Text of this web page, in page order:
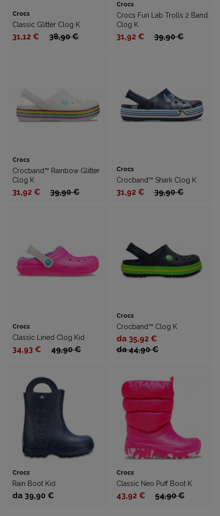
Crocs
Classic Glitter Clog K
31,12 € 38,90 €
Crocs
Crocs Fun Lab Trolls 2 Band
Clog K
31,92 € 39,90 €
Crocs
Crocband™ Rainbow Glitter
Clog K
31,92 € 39,90 €
Crocs
Crocband™ Shark Clog K
31,92 € 39,90 €
Crocs
Classic Lined Clog Kid
34,93 € 49,90 €
Crocs
Crocband™ Clog K
da 35,92 €
da 44,90 €
Crocs
Rain Boot Kid
da 39,90 €
Crocs
Classic Neo Puff Boot K
43,92 € 54,90 €